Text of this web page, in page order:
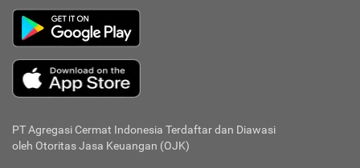
PT Agregasi Cermat Indonesia Terdaftar dan Diawasi
oleh Otoritas Jasa Keuangan (OJK)